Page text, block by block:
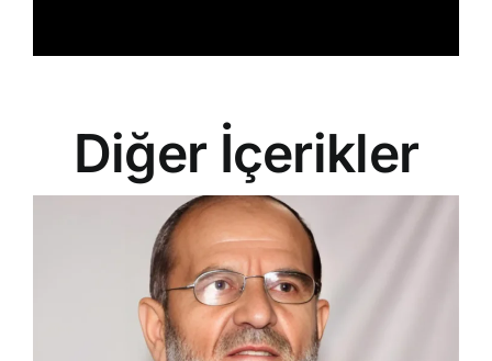
Diğer İçerikler